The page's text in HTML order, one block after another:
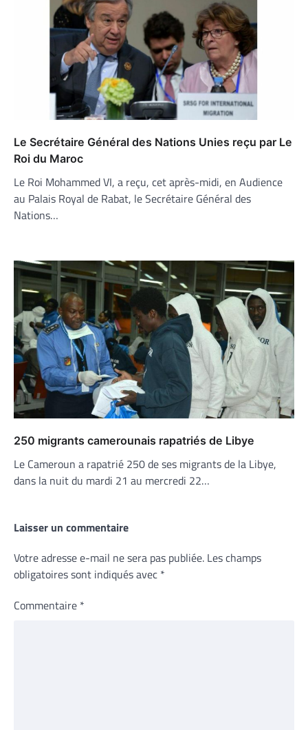
Le Secrétaire Général des Nations Unies reçu par Le
Roi du Maroc
Le Roi Mohammed VI, a reçu, cet après-midi, en Audience
au Palais Royal de Rabat, le Secrétaire Général des
Nations…
250 migrants camerounais rapatriés de Libye
Le Cameroun a rapatrié 250 de ses migrants de la Libye,
dans la nuit du mardi 21 au mercredi 22…
Laisser un commentaire
Votre adresse e-mail ne sera pas publiée. Les champs
obligatoires sont indiqués avec *
Commentaire *